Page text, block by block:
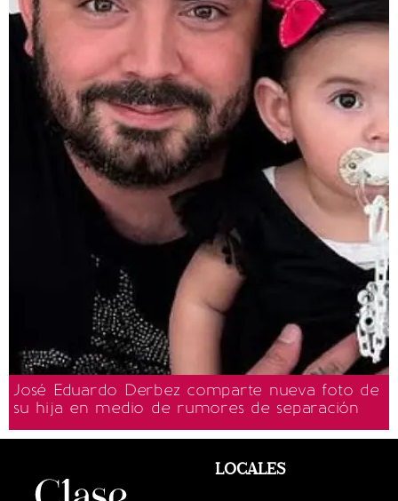
José Eduardo Derbez comparte nueva foto de
su hija en medio de rumores de separación
LOCALES